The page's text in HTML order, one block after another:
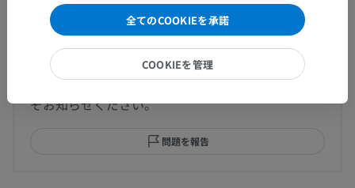
間違いを発見しましたか？
修正や翻訳、内容の改善の提案がありましたらどう
ぞお知らせください。
問題を報告
全てのCOOKIEを承諾
COOKIEを管理